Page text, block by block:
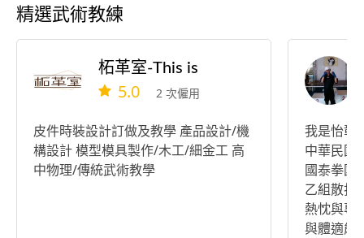
精選武術教練
柘革室-This is
5.0 2 次僱用
皮件時裝設計訂做及教學 產品設計/機
構設計 模型模具製作/木工/細金工 高
中物理/傳統武術教學
我是怡彰
中華民國
國泰拳國
乙組散打
熱忱與專
與體適能